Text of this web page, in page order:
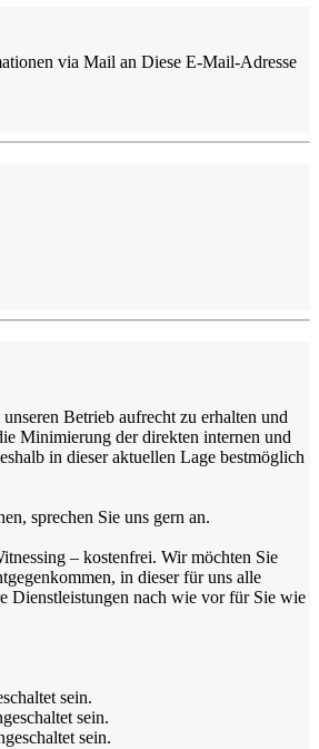
via Mail an Diese E-Mail-Adresse
Betrieb aufrecht zu erhalten und
Minimierung der direkten internen und
in dieser aktuellen Lage bestmöglich
sprechen Sie uns gern an.
– kostenfrei. Wir möchten Sie
in dieser für uns alle
Dienstleistungen nach wie vor für Sie wie
sein.
sein.
sein.